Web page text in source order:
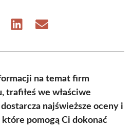
Share Share
na temat firm
trafiłeś we właściwe
najświeższe oceny i
pomogą Ci dokonać